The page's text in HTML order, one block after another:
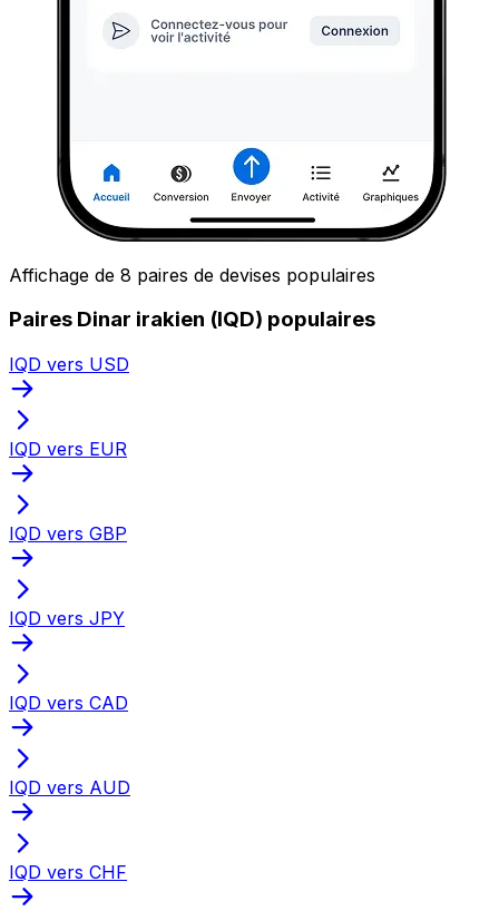
Affichage de 8 paires de devises populaires
Paires Dinar irakien (IQD) populaires
IQD vers USD
IQD vers EUR
IQD vers GBP
IQD vers JPY
IQD vers CAD
IQD vers AUD
IQD vers CHF